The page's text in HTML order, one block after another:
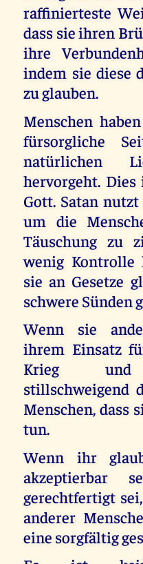
raffinierteste
dass sie ihren
ihre
indem sie diese
zu glauben.
Menschen
fürsorgliche
natürlichen
hervorgeht. Dies
Gott. Satan
um die
Täuschung zu
wenig Kontrolle
sie an Gesetze
schwere Sünden
Wenn sie
ihrem Einsatz
Krieg und
stillschweigend
Menschen, dass
tun.
Wenn ihr
akzeptierbar
gerechtfertigt
anderer
eine sorgfältig